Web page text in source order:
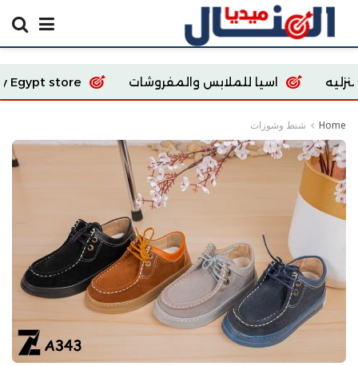
للملابس والمفروشات Ecoway Egypt store
Home شنط وشوزات